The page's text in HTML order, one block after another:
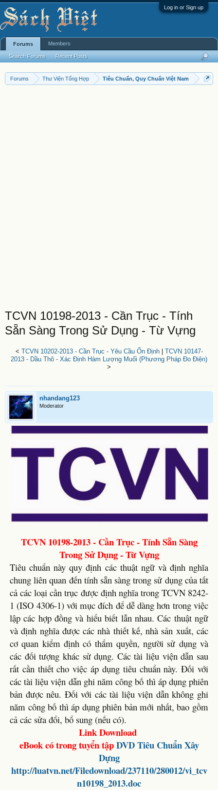
Log in or Sign up
Forums Thư Viện Tổng Hợp Tiêu Chuẩn, Quy Chuẩn Việt Nam
TCVN 10198-2013 - Cần Trục - Tính
Sẵn Sàng Trong Sử Dụng - Từ Vựng
< TCVN 10202-2013 - Cần Trục - Yêu Cầu Ổn Định| TCVN 10147-
2013 - Dầu Thô - Xác Định Hàm Lượng Muối (Phương Pháp Đo Điện)
>
nhandang123
Moderator
TCVN 10198-2013 - Cần Trục - Tính Sẵn Sàng
Trong Sử Dụng - Từ Vựng
Tiêu chuẩn này quy định các thuật ngữ và định nghĩa
chung liên quan đến tính sẵn sàng trong sử dụng của tất
cả các loại cần trục được định nghĩa trong TCVN 8242-
1 (ISO 4306-1) với mục đích để dễ dàng hơn trong việc
lập các hợp đồng và hiểu biết lẫn nhau. Các thuật ngữ
và định nghĩa được các nhà thiết kế, nhà sản xuất, các
cơ quan kiểm định có thẩm quyền, người sử dụng và
các đối tượng khác sử dụng. Các tài liệu viện dẫn sau
rất cần thiết cho việc áp dụng tiêu chuẩn này. Đối với
các tài liệu viện dẫn ghi năm công bố thì áp dụng phiên
bản được nêu. Đối với các tài liệu viện dẫn không ghi
năm công bố thì áp dụng phiên bản mới nhất, bao gồm
cả các sửa đổi, bổ sung (nếu có).
Link Download
eBook có trong tuyển tậpDVDTiêu Chuẩn Xây
Dựng
http://luatvn.net/Filedownload/237110/280012/vi_tcv
n10198_2013.doc
Forums
Search Forums Recent Posts
Members